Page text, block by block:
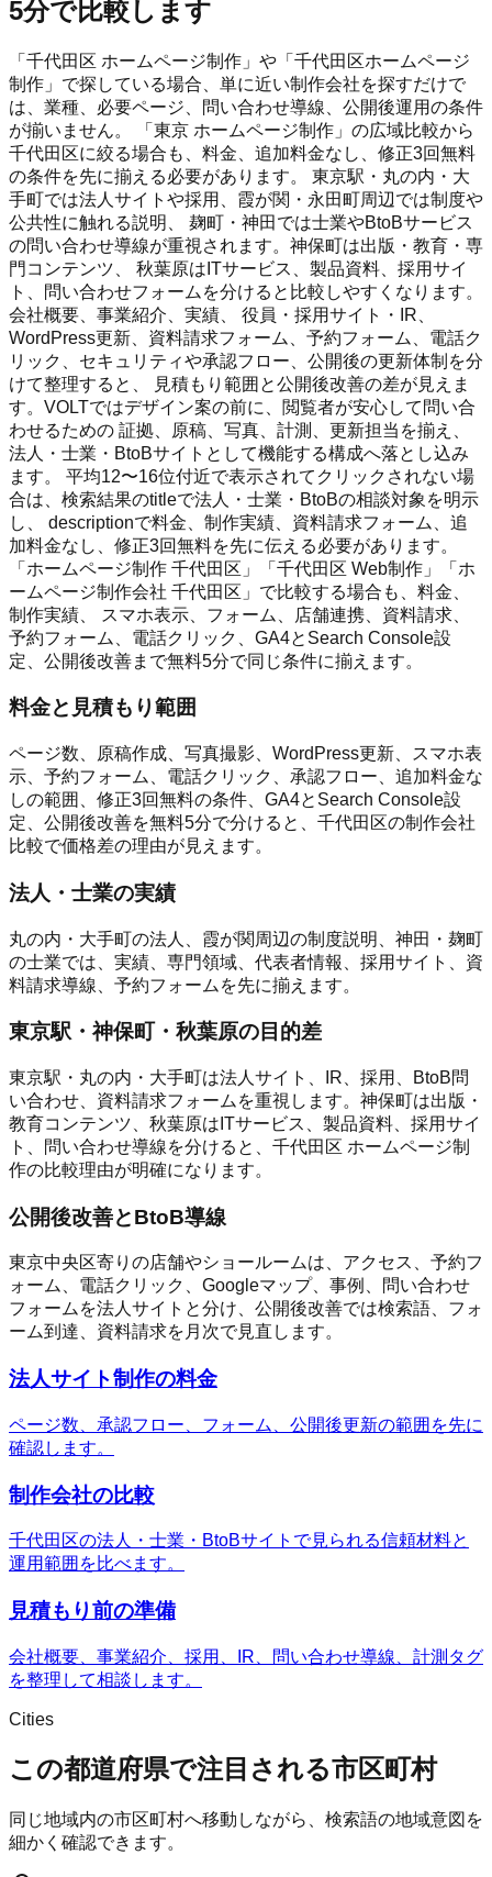
5分で比較します
「千代田区 ホームページ制作」や「千代田区ホームページ
制作」で探している場合、単に近い制作会社を探すだけで
は、業種、必要ページ、問い合わせ導線、公開後運用の条件
が揃いません。 「東京 ホームページ制作」の広域比較から
千代田区に絞る場合も、料金、追加料金なし、修正3回無料
の条件を先に揃える必要があります。 東京駅・丸の内・大
手町では法人サイトや採用、霞が関・永田町周辺では制度や
公共性に触れる説明、 麹町・神田では士業やBtoBサービス
の問い合わせ導線が重視されます。神保町は出版・教育・専
門コンテンツ、 秋葉原はITサービス、製品資料、採用サイ
ト、問い合わせフォームを分けると比較しやすくなります。
会社概要、事業紹介、実績、 役員・採用サイト・IR、
WordPress更新、資料請求フォーム、予約フォーム、電話ク
リック、セキュリティや承認フロー、公開後の更新体制を分
けて整理すると、 見積もり範囲と公開後改善の差が見えま
す。VOLTではデザイン案の前に、閲覧者が安心して問い合
わせるための 証拠、原稿、写真、計測、更新担当を揃え、
法人・士業・BtoBサイトとして機能する構成へ落とし込み
ます。 平均12〜16位付近で表示されてクリックされない場
合は、検索結果のtitleで法人・士業・BtoBの相談対象を明示
し、 descriptionで料金、制作実績、資料請求フォーム、追
加料金なし、修正3回無料を先に伝える必要があります。
「ホームページ制作 千代田区」「千代田区 Web制作」「ホ
ームページ制作会社 千代田区」で比較する場合も、料金、
制作実績、 スマホ表示、フォーム、店舗連携、資料請求、
予約フォーム、電話クリック、GA4とSearch Console設
定、公開後改善まで無料5分で同じ条件に揃えます。
料金と見積もり範囲
ページ数、原稿作成、写真撮影、WordPress更新、スマホ表
示、予約フォーム、電話クリック、承認フロー、追加料金な
しの範囲、修正3回無料の条件、GA4とSearch Console設
定、公開後改善を無料5分で分けると、千代田区の制作会社
比較で価格差の理由が見えます。
法人・士業の実績
丸の内・大手町の法人、霞が関周辺の制度説明、神田・麹町
の士業では、実績、専門領域、代表者情報、採用サイト、資
料請求導線、予約フォームを先に揃えます。
東京駅・神保町・秋葉原の目的差
東京駅・丸の内・大手町は法人サイト、IR、採用、BtoB問
い合わせ、資料請求フォームを重視します。神保町は出版・
教育コンテンツ、秋葉原はITサービス、製品資料、採用サイ
ト、問い合わせ導線を分けると、千代田区 ホームページ制
作の比較理由が明確になります。
公開後改善とBtoB導線
東京中央区寄りの店舗やショールームは、アクセス、予約フ
ォーム、電話クリック、Googleマップ、事例、問い合わせ
フォームを法人サイトと分け、公開後改善では検索語、フォ
ーム到達、資料請求を月次で見直します。
法人サイト制作の料金
ページ数、承認フロー、フォーム、公開後更新の範囲を先に
確認します。
制作会社の比較
千代田区の法人・士業・BtoBサイトで見られる信頼材料と
運用範囲を比べます。
見積もり前の準備
会社概要、事業紹介、採用、IR、問い合わせ導線、計測タグ
を整理して相談します。
Cities
この都道府県で注目される市区町村
同じ地域内の市区町村へ移動しながら、検索語の地域意図を
細かく確認できます。